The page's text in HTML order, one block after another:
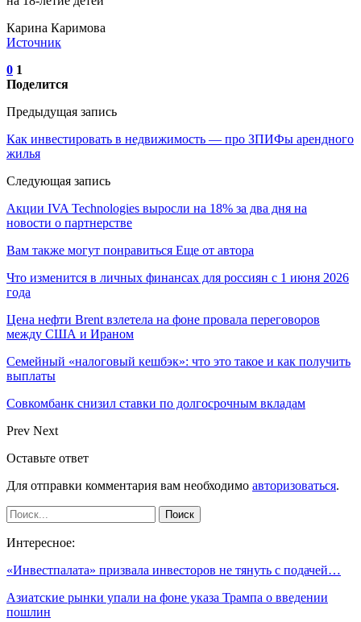
Карина Каримова
Источник
0 1
Поделится
Предыдущая запись
Как инвестировать в недвижимость — про ЗПИФы арендного
жилья
Следующая запись
Акции IVA Technologies выросли на 18% за два дня на
новости о партнерстве
Вам также могут понравиться Еще от автора
Что изменится в личных финансах для россиян с 1 июня 2026
года
Цена нефти Brent взлетела на фоне провала переговоров
между США и Ираном
Семейный «налоговый кешбэк»: что это такое и как получить
выплаты
Совкомбанк снизил ставки по долгосрочным вкладам
Prev Next
Оставьте ответ
Для отправки комментария вам необходимо авторизоваться.
Интересное:
«Инвестпалата» призвала инвесторов не тянуть с подачей…
Азиатские рынки упали на фоне указа Трампа о введении
пошлин